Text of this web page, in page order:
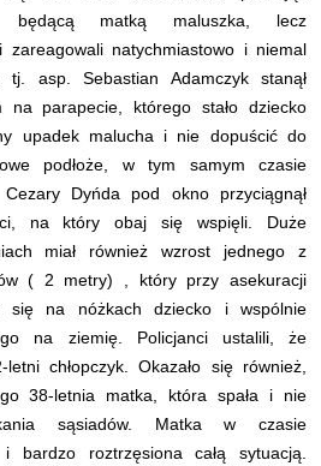
będącą matką maluszka, lecz
zareagowali natychmiastowo i niemal
asp. Sebastian Adamczyk stanął
na parapecie, którego stało dziecko
upadek malucha i nie dopuścić do
podłoże, w tym samym czasie
Dyńda pod okno przyciągnął
na który obaj się wspięli. Duże
miał również wzrost jednego z
( 2 metry) , który przy asekuracji
się na nóżkach dziecko i wspólnie
go na ziemię. Policjanci ustalili, że
chłopczyk. Okazało się również,
38-letnia matka, która spała i nie
sąsiadów. Matka w czasie
bardzo roztrzęsiona całą sytuacją.